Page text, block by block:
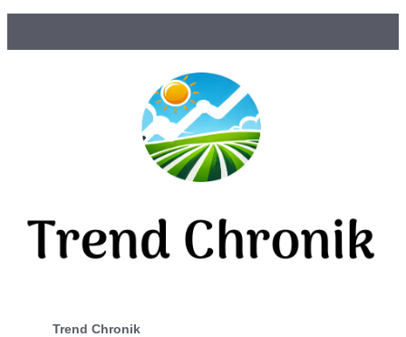
Trend Chronik